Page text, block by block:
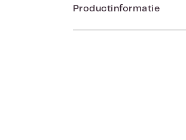
Productinformatie